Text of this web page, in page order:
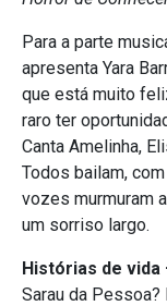
Para a parte
apresenta Yara
que está muito
raro ter
Canta Amelinha,
Todos bailam,
vozes murmuram
um sorriso largo.
Histórias de vida
Sarau da